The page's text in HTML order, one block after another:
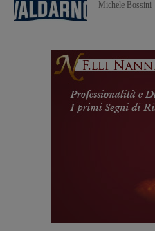
Michele Bossini